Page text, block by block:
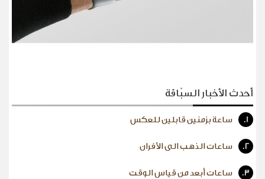
أحدث الأخبار السبّاقة
1. ساعة بزمنين قابلين للعكس
2. ساعات الذهب الى الأفران
3. ساعات أبعد من قياس الوقت